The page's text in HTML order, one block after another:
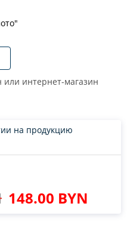
интернет-магазин
на продукцию
148.00 BYN